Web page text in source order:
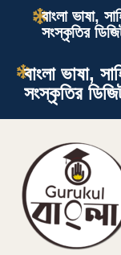
বাংলা ভাষা,
সংস্কৃতির
বাংলা ভাষা,
সংস্কৃতির